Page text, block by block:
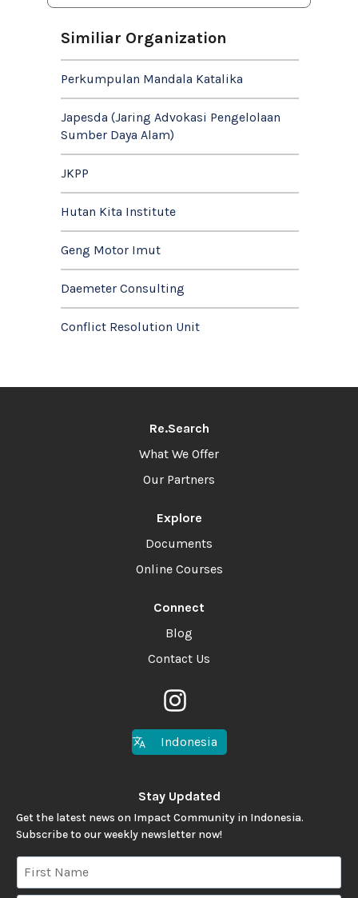
Similiar Organization
Perkumpulan Mandala Katalika
Japesda (Jaring Advokasi Pengelolaan
Sumber Daya Alam)
JKPP
Hutan Kita Institute
Geng Motor Imut
Daemeter Consulting
Conflict Resolution Unit
Re.Search
What We Offer
Our Partners
Explore
Documents
Online Courses
Connect
Blog
Contact Us
Indonesia
Stay Updated
Get the latest news on Impact Community in Indonesia.
Subscribe to our weekly newsletter now!